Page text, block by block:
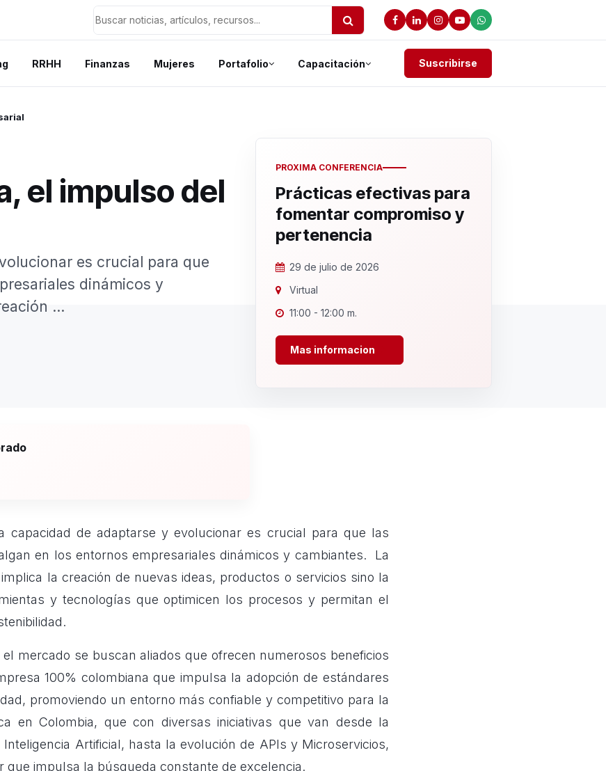
RRHH Finanzas Mujeres Portafolio Capacitación Suscribirse
el impulso del
es crucial para que
dinámicos y
...
PROXIMA CONFERENCIA
Prácticas efectivas para
fomentar compromiso y
pertenencia
29 de julio de 2026
Virtual
11:00 - 12:00 m.
Mas informacion
capacidad de adaptarse y evolucionar es crucial para que las
en los entornos empresariales dinámicos y cambiantes. La
la creación de nuevas ideas, productos o servicios sino la
y tecnologías que optimicen los procesos y permitan el
mercado se buscan aliados que ofrecen numerosos beneficios
100% colombiana que impulsa la adopción de estándares
, promoviendo un entorno más confiable y competitivo para la
en Colombia, que con diversas iniciativas que van desde la
Artificial, hasta la evolución de APIs y Microservicios,
que impulsa la búsqueda constante de excelencia.